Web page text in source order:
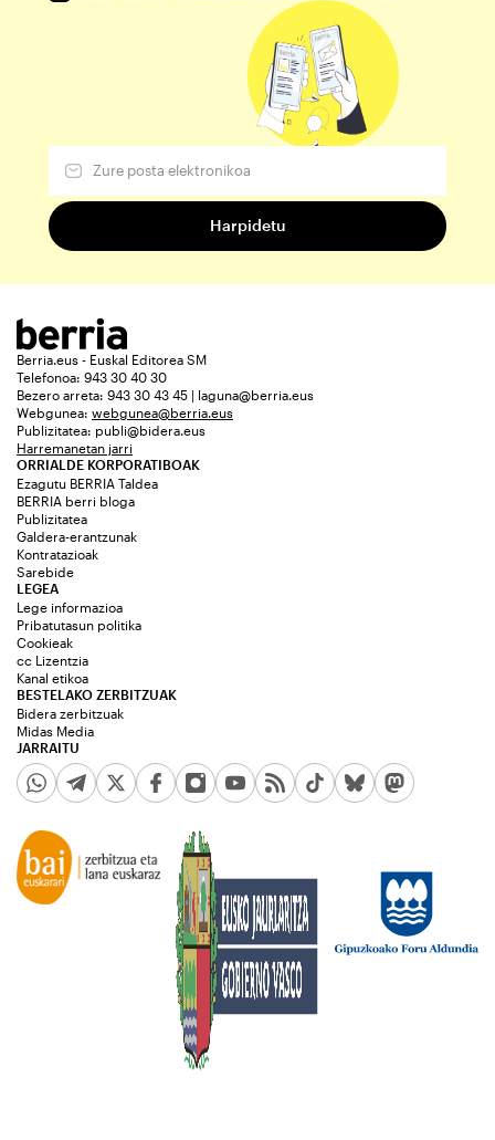
Berria.eus - Euskal Editorea SM
Telefonoa: 943 30 40 30
Bezero arreta: 943 30 43 45 | laguna@berria.eus
Webgunea: webgunea@berria.eus
Publizitatea: publi@bidera.eus
Harremanetan jarri
ORRIALDE KORPORATIBOAK
Ezagutu BERRIA Taldea
BERRIA berri bloga
Publizitatea
Galdera-erantzunak
Kontratazioak
Sarebide
JARRAITU
LEGEA
Lege informazioa
Pribatutasun politika
Cookieak
cc Lizentzia
Kanal etikoa
BESTELAKO ZERBITZUAK
Bidera zerbitzuak
Midas Media